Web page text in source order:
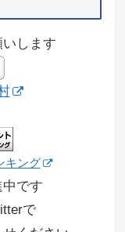
します
キング
です
で